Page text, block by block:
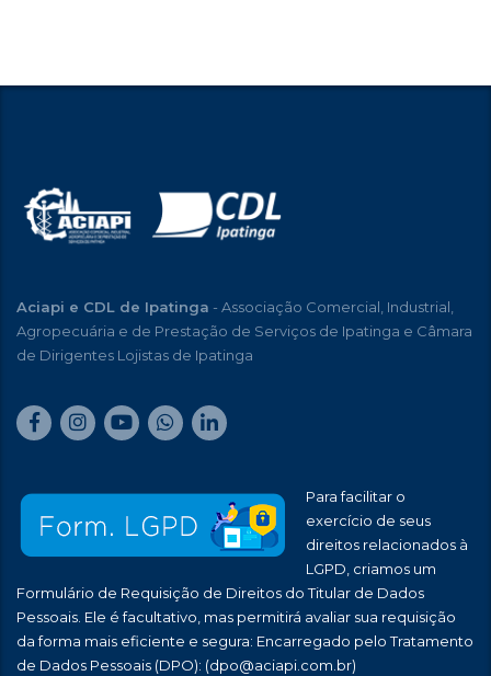
Aciapi e CDL de Ipatinga - Associação Comercial, Industrial,
Agropecuária e de Prestação de Serviços de Ipatinga e Câmara
de Dirigentes Lojistas de Ipatinga
Para facilitar o
exercício de seus
direitos relacionados à
LGPD, criamos um
Formulário de Requisição de Direitos do Titular de Dados
Pessoais. Ele é facultativo, mas permitirá avaliar sua requisição
da forma mais eficiente e segura: Encarregado pelo Tratamento
de Dados Pessoais (DPO): (dpo@aciapi.com.br)